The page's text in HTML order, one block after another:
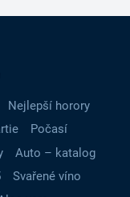
Nejlepší horory
Počasí
Auto – katalog
Svařené víno